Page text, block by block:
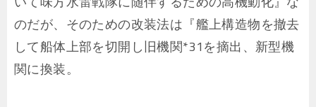
のだが、そのための改装法は『艦上構造物を撤去
して船体上部を切開し旧機関*31を摘出、新型機
関に換装。